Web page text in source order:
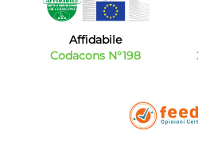
Affidabile
Codacons N°198